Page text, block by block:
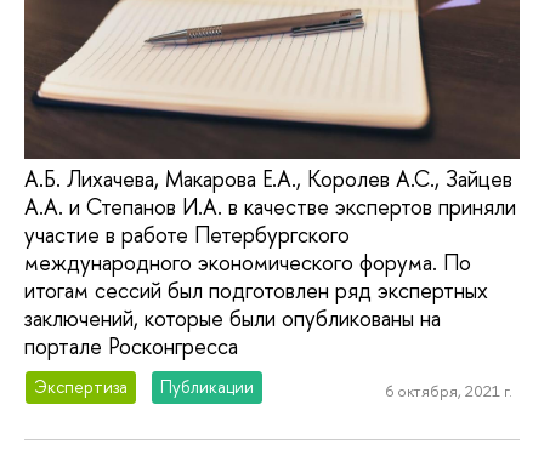
А.Б. Лихачева, Макарова Е.А., Королев А.С., Зайцев
А.А. и Степанов И.А. в качестве экспертов приняли
участие в работе Петербургского
международного экономического форума. По
итогам сессий был подготовлен ряд экспертных
заключений, которые были опубликованы на
портале Росконгресса
Экспертиза Публикации 6 октября, 2021 г.